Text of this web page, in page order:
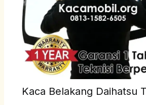
Kaca Belakang Daihatsu